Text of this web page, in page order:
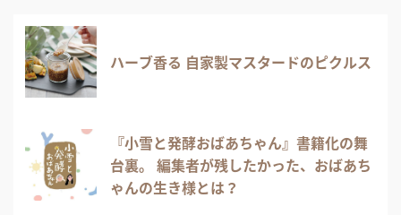
ハーブ香る 自家製マスタードのピクルス
『小雪と発酵おばあちゃん』書籍化の舞
台裏。 編集者が残したかった、おばあち
ゃんの生き様とは？